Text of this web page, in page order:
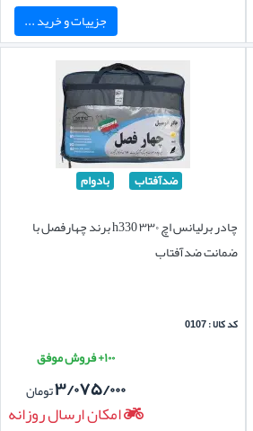
جزییات و خرید ...
ضدآفتاب بادوام
چادر برلیانس اچ ۳۳۰ h330 برند چهارفصل با
ضمانت ضدآفتاب
کد کالا : 0107
۱۰۰+ فروش موفق
۳/۰۷۵/۰۰۰تومان
امکان ارسال روزانه